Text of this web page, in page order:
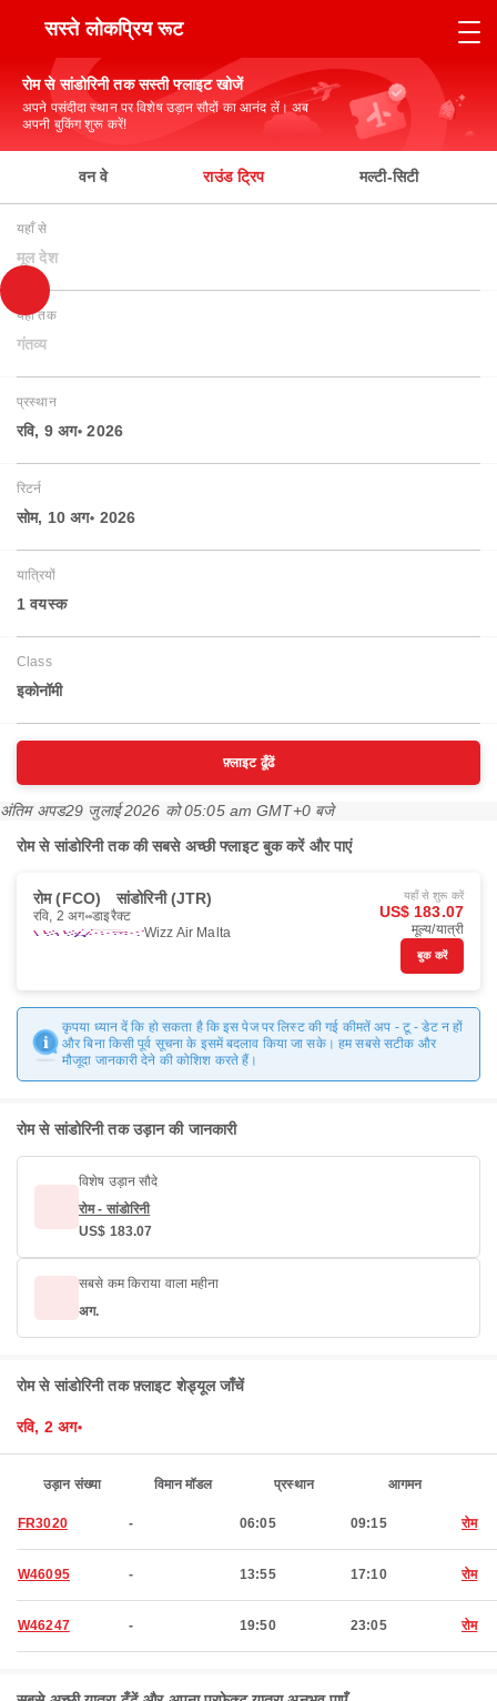
सस्ते लोकप्रिय रूट
रोम से सांडोरिनी तक सस्ती फ्लाइट खोजें
अपने पसंदीदा स्थान पर विशेष उड़ान सौदों का आनंद लें। अब
अपनी बुकिंग शुरू करें!
वन वे राउंड ट्रिप मल्टी-सिटी
यहाँ से
मूल देश
यहाँ तक
गंतव्य
प्रस्थान
रवि, 9 अग॰ 2026
रिटर्न
सोम, 10 अग॰ 2026
यात्रियों
1 वयस्‍क
Class
इकोनॉमी
फ़्लाइट ढूँढें
अंतिम अपड29 जुलाई 2026 को 05:05 am GMT+0 बजे
रोम से सांडोरिनी तक की सबसे अच्छी फ्लाइट बुक करें और पाएं
रोम (FCO) सांडोरिनी (JTR)
रवि, 2 अग॰ डाइरैक्ट
Wizz Air Malta
यहाँ से शुरू करें
US$ 183.07
मूल्य/यात्री
बुक करें
कृपया ध्यान दें कि हो सकता है कि इस पेज पर लिस्ट की गई कीमतें अप - टू - डेट न हों
और बिना किसी पूर्व सूचना के इसमें बदलाव किया जा सके। हम सबसे सटीक और
मौजूदा जानकारी देने की कोशिश करते हैं।
रोम से सांडोरिनी तक उड़ान की जानकारी
विशेष उड़ान सौदे
रोम - सांडोरिनी
US$ 183.07
सबसे कम किराया वाला महीना
अग.
रोम से सांडोरिनी तक फ़्लाइट शेड्यूल जाँचें
रवि, 2 अग॰
उड़ान संख्या विमान मॉडल प्रस्थान आगमन
FR3020 - 06:05 09:15 रोम
W46095 - 13:55 17:10 रोम
W46247 - 19:50 23:05 रोम